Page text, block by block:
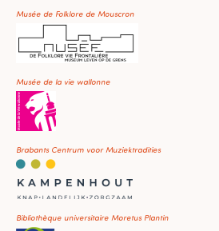
Musée de Folklore de Mouscron
Musée de la vie wallonne
Brabants Centrum voor Muziektradities
Bibliothèque universitaire Moretus Plantin